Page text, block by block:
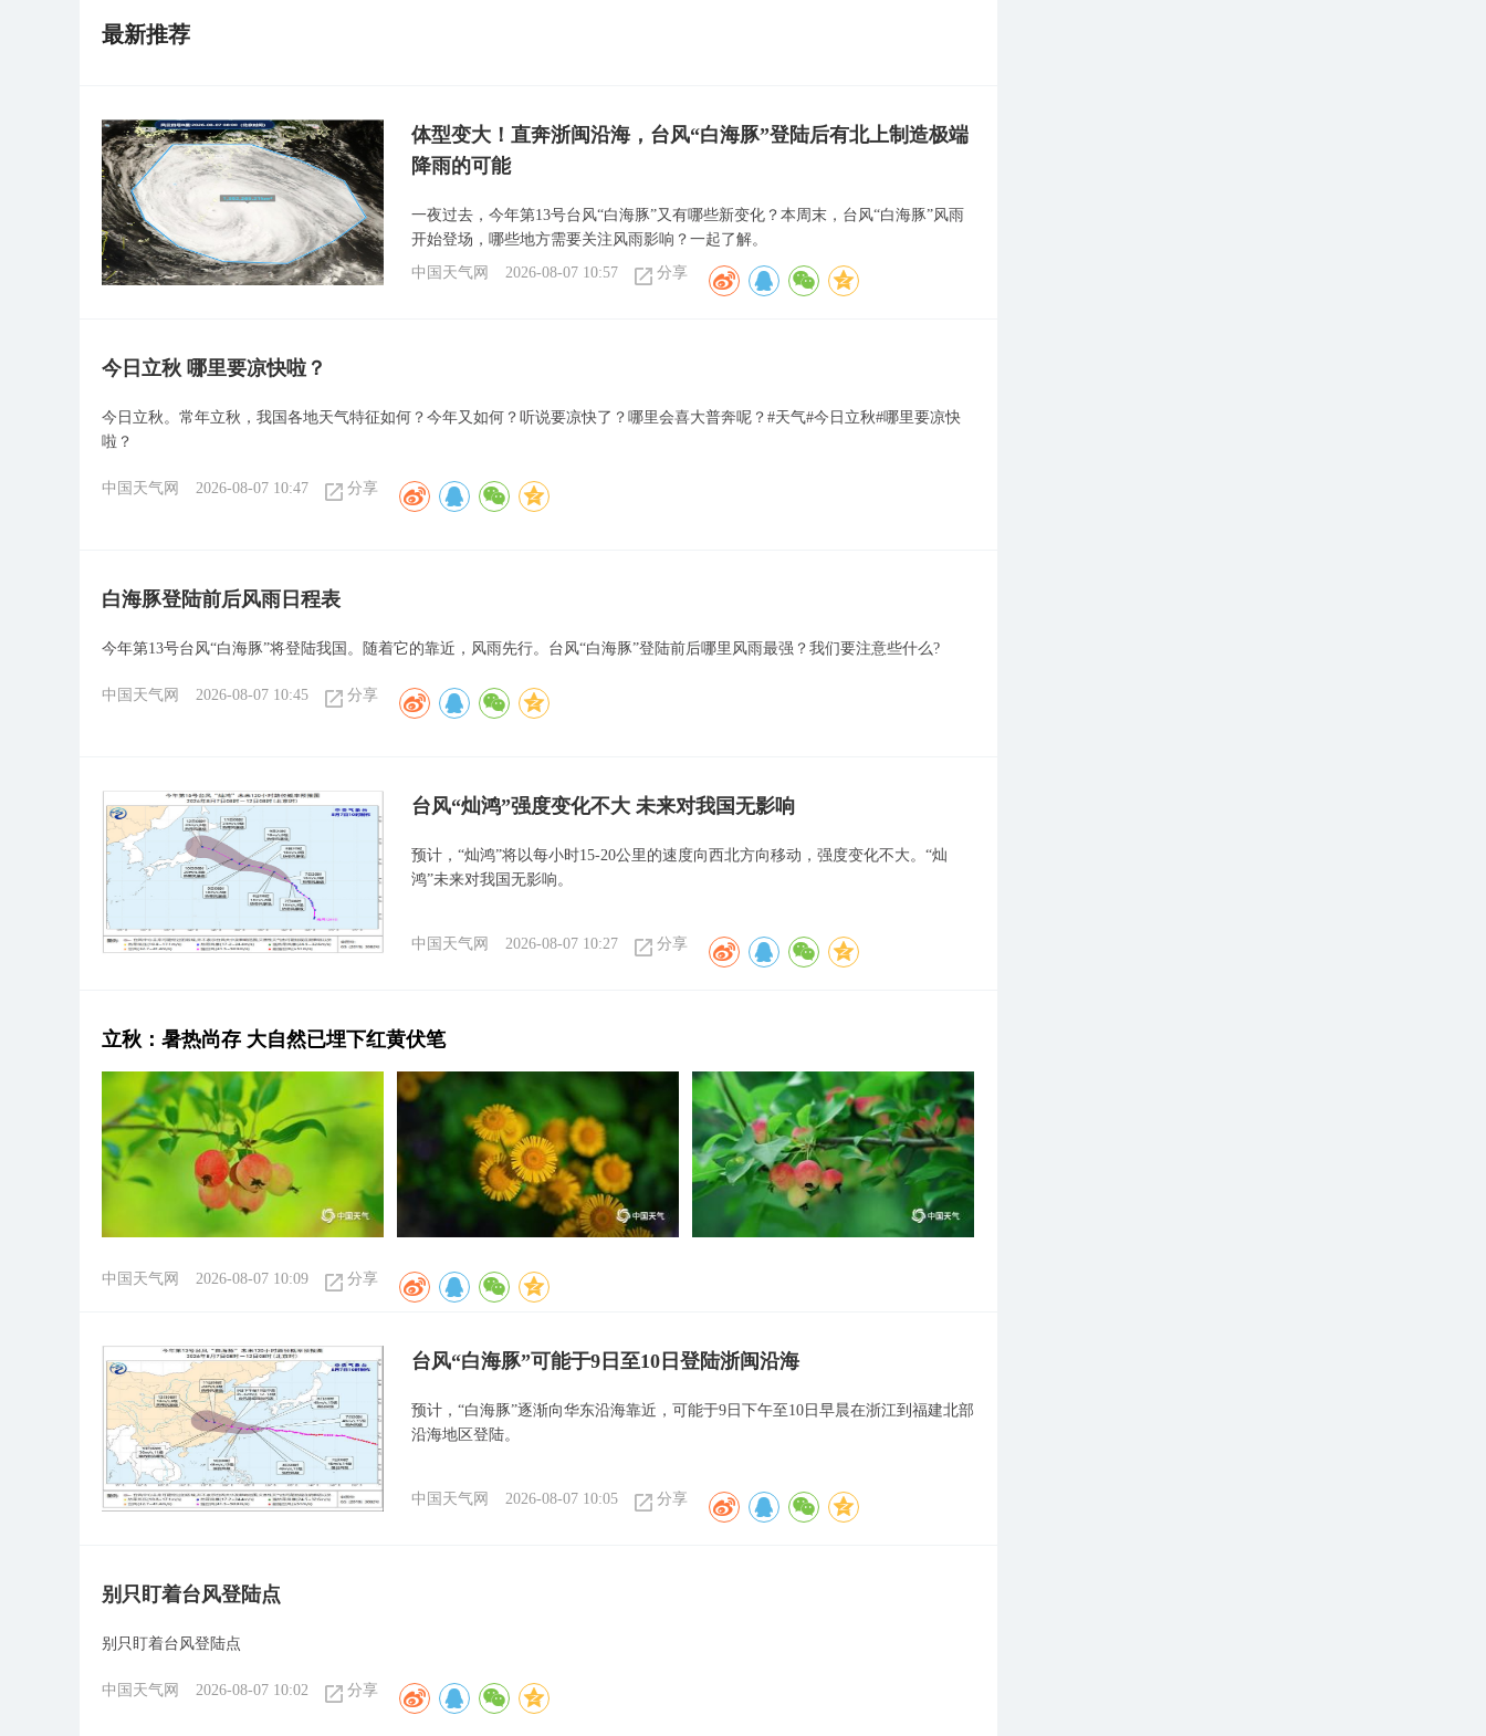
最新推荐
体型变大！直奔浙闽沿海，台风“白海豚”登陆后有北上制造极端
降雨的可能
一夜过去，今年第13号台风“白海豚”又有哪些新变化？本周末，台风“白海豚”风雨
开始登场，哪些地方需要关注风雨影响？一起了解。
中国天气网
2026-08-07 10:57 分享
今日立秋 哪里要凉快啦？
今日立秋。常年立秋，我国各地天气特征如何？今年又如何？听说要凉快了？哪里会喜大普奔呢？#天气#今日立秋#哪里要凉快
啦？
中国天气网 2026-08-07 10:47 分享
白海豚登陆前后风雨日程表
今年第13号台风“白海豚”将登陆我国。随着它的靠近，风雨先行。台风“白海豚”登陆前后哪里风雨最强？我们要注意些什么?
中国天气网 2026-08-07 10:45 分享
台风“灿鸿”强度变化不大 未来对我国无影响
预计，“灿鸿”将以每小时15-20公里的速度向西北方向移动，强度变化不大。“灿
鸿”未来对我国无影响。
中国天气网 2026-08-07 10:27 分享
立秋：暑热尚存 大自然已埋下红黄伏笔
中国天气网 2026-08-07 10:09 分享
台风“白海豚”可能于9日至10日登陆浙闽沿海
预计，“白海豚”逐渐向华东沿海靠近，可能于9日下午至10日早晨在浙江到福建北部
沿海地区登陆。
中国天气网 2026-08-07 10:05 分享
别只盯着台风登陆点
别只盯着台风登陆点
中国天气网 2026-08-07 10:02 分享